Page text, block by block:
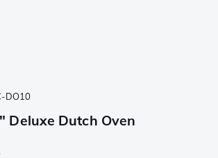
DO10
Deluxe Dutch Oven